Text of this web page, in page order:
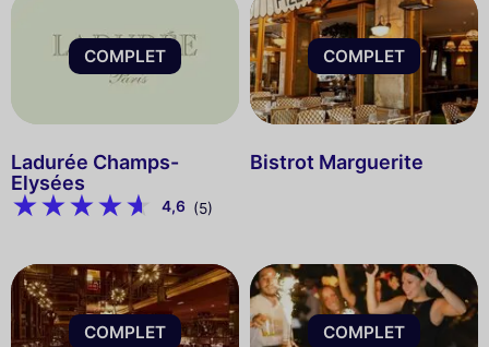
COMPLET
Ladurée Champs-
Elysées
4,6 (5)
COMPLET
Bistrot Marguerite
COMPLET COMPLET